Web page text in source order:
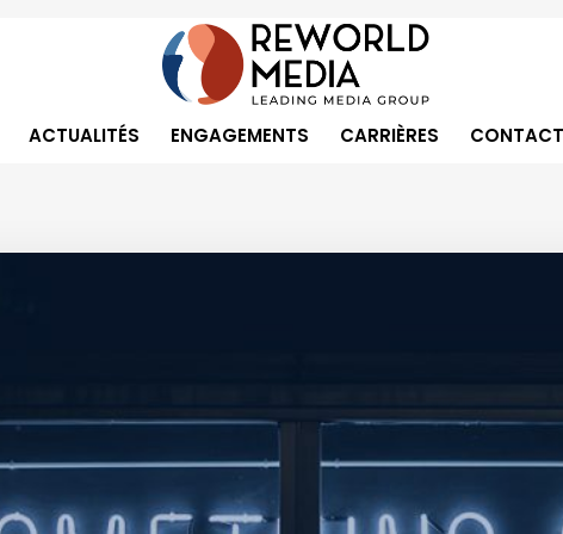
ACTUALITÉS ENGAGEMENTS CARRIÈRES